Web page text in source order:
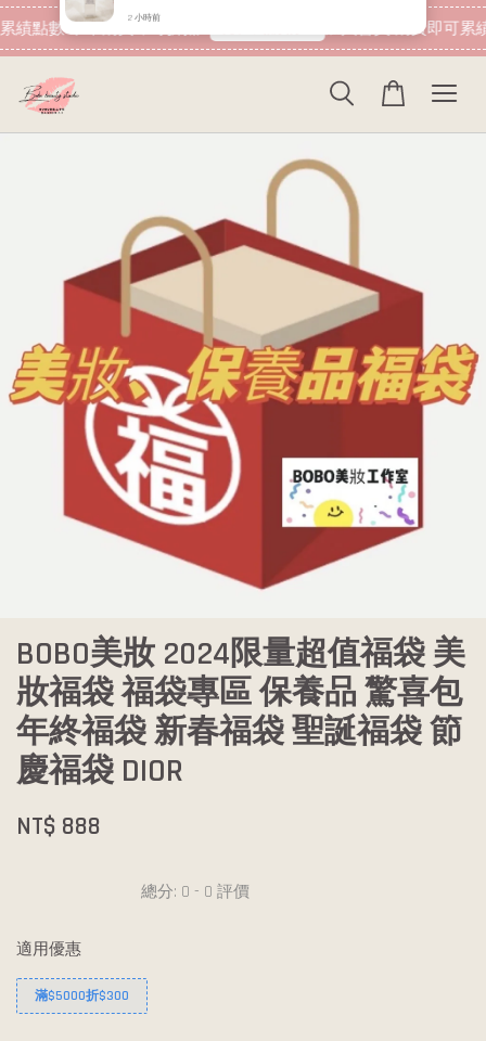
點數 下筆消費即可折抵 加入會員 消費即可累
BOBO美妝 2024限量超值福袋 美
妝福袋 福袋專區 保養品 驚喜包
年終福袋 新春福袋 聖誕福袋 節
慶福袋 DIOR
NT$ 888
總分: 0 - 0 評價
適用優惠
滿$5000折$300